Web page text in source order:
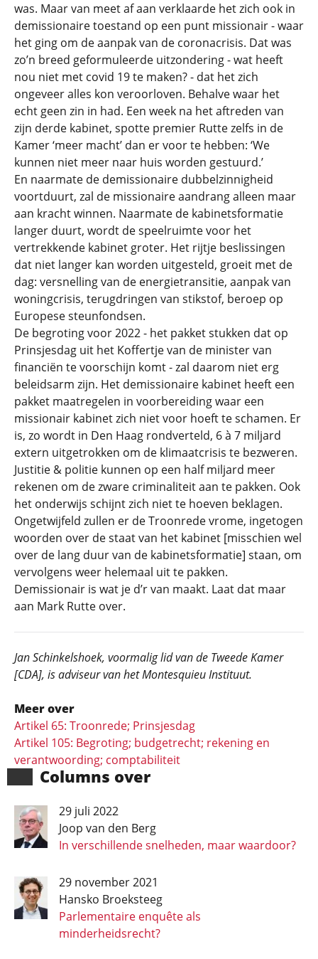
was. Maar van meet af aan verklaarde het zich ook in
demissionaire toestand op een punt missionair - waar
het ging om de aanpak van de coronacrisis. Dat was
zo’n breed geformuleerde uitzondering - wat heeft
nou niet met covid 19 te maken? - dat het zich
ongeveer alles kon veroorloven. Behalve waar het
echt geen zin in had. Een week na het aftreden van
zijn derde kabinet, spotte premier Rutte zelfs in de
Kamer ‘meer macht’ dan er voor te hebben: ‘We
kunnen niet meer naar huis worden gestuurd.’
En naarmate de demissionaire dubbelzinnigheid
voortduurt, zal de missionaire aandrang alleen maar
aan kracht winnen. Naarmate de kabinetsformatie
langer duurt, wordt de speelruimte voor het
vertrekkende kabinet groter. Het rijtje beslissingen
dat niet langer kan worden uitgesteld, groeit met de
dag: versnelling van de energietransitie, aanpak van
woningcrisis, terugdringen van stikstof, beroep op
Europese steunfondsen.
De begroting voor 2022 - het pakket stukken dat op
Prinsjesdag uit het Koffertje van de minister van
financiën te voorschijn komt - zal daarom niet erg
beleidsarm zijn. Het demissionaire kabinet heeft een
pakket maatregelen in voorbereiding waar een
missionair kabinet zich niet voor hoeft te schamen. Er
is, zo wordt in Den Haag rondverteld, 6 à 7 miljard
extern uitgetrokken om de klimaatcrisis te bezweren.
Justitie & politie kunnen op een half miljard meer
rekenen om de zware criminaliteit aan te pakken. Ook
het onderwijs schijnt zich niet te hoeven beklagen.
Ongetwijfeld zullen er de Troonrede vrome, ingetogen
woorden over de staat van het kabinet [misschien wel
over de lang duur van de kabinetsformatie] staan, om
vervolgens weer helemaal uit te pakken.
Demissionair is wat je d’r van maakt. Laat dat maar
aan Mark Rutte over.
Jan Schinkelshoek, voormalig lid van de Tweede Kamer
[CDA], is adviseur van het Montesquieu Instituut.
Meer over
Artikel 65: Troonrede; Prinsjesdag
Artikel 105: Begroting; budgetrecht; rekening en
verantwoording; comptabiliteit
Columns over
29 juli 2022
Joop van den Berg
In verschillende snelheden, maar waardoor?
29 november 2021
Hansko Broeksteeg
Parlementaire enquête als
minderheidsrecht?